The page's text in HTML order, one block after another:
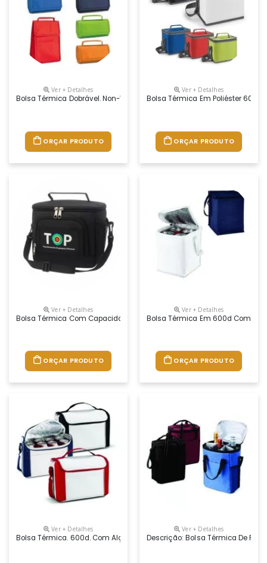
Ver + Detalhes
Bolsa Térmica Dobrável. Non-Woven: 80 G/m². Fecha Com Velcro.
ORÇAR PRODUTO
Ver + Detalhes
Bolsa Térmica Em Poliéster 600d
ORÇAR PRODUTO
Ver + Detalhes
Bolsa Térmica Com Capacidade Aproximada De 5 Litros Com Alça De
ORÇAR PRODUTO
Ver + Detalhes
Bolsa Térmica Em 600d Com
ORÇAR PRODUTO
Ver + Detalhes
Bolsa Térmica. 600d. Com Alça Ajustável Em Webbing E Bolso
Ver + Detalhes
Descrição: Bolsa Térmica De